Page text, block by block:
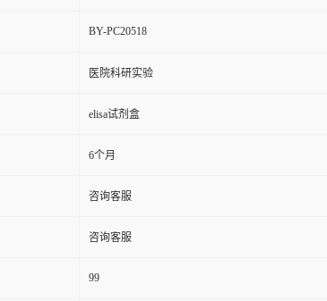
BY-PC20518
医院科研实验
elisa试剂盒
6个月
咨询客服
咨询客服
99